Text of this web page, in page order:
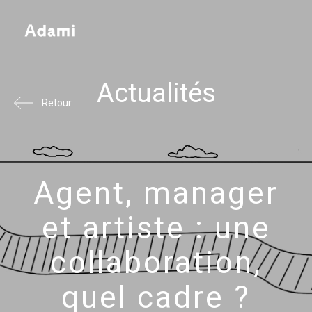
Retour Actualités
Agent, manager
et artiste : une
collaboration,
quel cadre ?